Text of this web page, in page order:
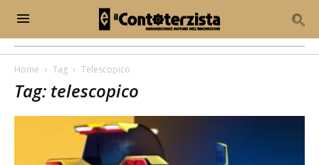
Home Tag Telescopico
Tag: telescopico